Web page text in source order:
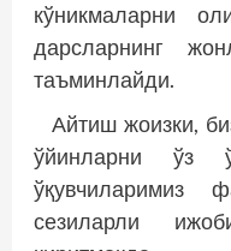
кўникмаларни
дарс­ларнинг
таъминлайди.
Айтиш жоизки,
ўйинларни ўз
ўқувчиларимиз
сезиларли